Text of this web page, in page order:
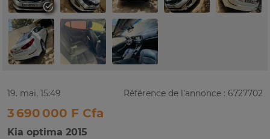
19. mai, 15:49 Référence de l'annonce : 6727702
3 690 000 F Cfa
Kia optima 2015